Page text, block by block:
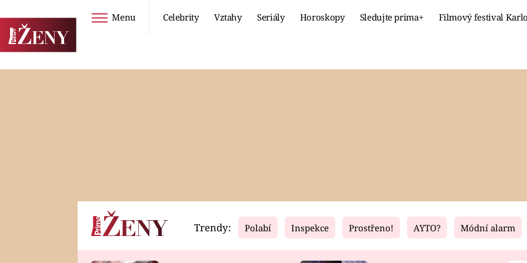
Menu Celebrity Vztahy Seriály Horoskopy Sledujte prima+ Filmový festival
Horoskopy Video Fresh Living
Trendy: Polabí Inspekce Prostřeno! AYTO? Módní alarm